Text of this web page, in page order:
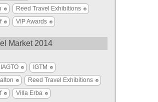
Reed Travel Exhibitions
VIP Awards
Market 2014
IAGTO
IGTM
Reed Travel Exhibitions
Villa Erba